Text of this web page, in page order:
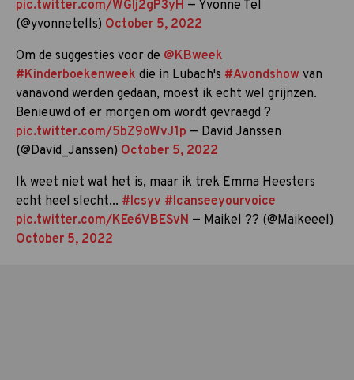
pic.twitter.com/WGlj2gP3yH — Yvonne Tel
(@yvonnetells) October 5, 2022
Om de suggesties voor de @KBweek
#Kinderboekenweek die in Lubach's #Avondshow van
vanavond werden gedaan, moest ik echt wel grijnzen.
Benieuwd of er morgen om wordt gevraagd ?
pic.twitter.com/5bZ9oWvJ1p — David Janssen
(@David_Janssen) October 5, 2022
Ik weet niet wat het is, maar ik trek Emma Heesters
echt heel slecht... #Icsyv #Icanseeyourvoice
pic.twitter.com/KEe6VBESvN — Maikel ?? (@Maikeeel)
October 5, 2022